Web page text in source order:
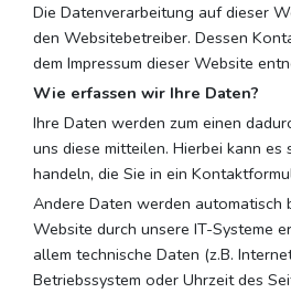
Die Datenverarbeitung auf dieser
den Websitebetreiber. Dessen
dem Impressum dieser Website
Wie erfassen wir Ihre Daten?
Ihre Daten werden zum einen
uns diese mitteilen. Hierbei kann es
handeln, die Sie in ein
Andere Daten werden automatisch
Website durch unsere IT-Systeme
allem technische Daten (z.B.
Betriebssystem oder Uhrzeit des